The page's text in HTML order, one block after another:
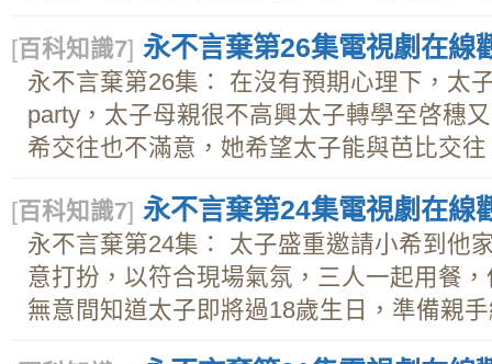
[百科知識7] 永不言棄第26集電視劇在線
永不言棄第26集： 在沒有預期心理下，太
party，太子母親很不高興太子轉學至啓穗
希交往也不滿意，她希望太子能與芭比交往
[百科知識7] 永不言棄第24集電視劇在線
永不言棄第24集： 太子盛重邀請小希到他
意打扮，以符合現場氣氛，三人一起用餐
無意間知道太子即將過18歲生日，準備親